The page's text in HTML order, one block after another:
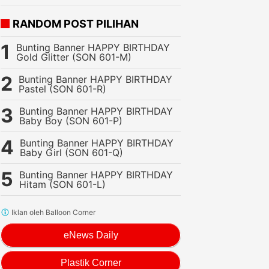
RANDOM POST PILIHAN
Bunting Banner HAPPY BIRTHDAY
Gold Glitter (SON 601-M)
Bunting Banner HAPPY BIRTHDAY
Pastel (SON 601-R)
Bunting Banner HAPPY BIRTHDAY
Baby Boy (SON 601-P)
Bunting Banner HAPPY BIRTHDAY
Baby Girl (SON 601-Q)
Bunting Banner HAPPY BIRTHDAY
Hitam (SON 601-L)
eNews Daily
Plastik Corner
Iklan oleh Balloon Corner